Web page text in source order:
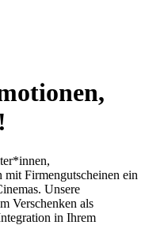
Firmengutscheinen ein
Unsere
Verschenken als
in Ihrem